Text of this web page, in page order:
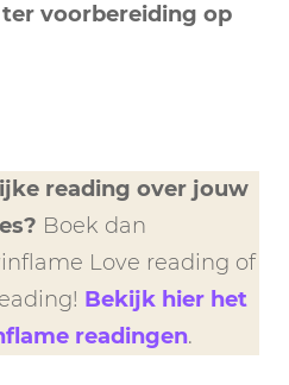
voorbereiding op
reading over jouw
Boek dan
Love reading of
Bekijk hier het
readingen.